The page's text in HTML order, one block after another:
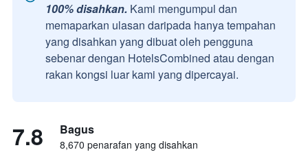
100% disahkan. Kami mengumpul dan
memaparkan ulasan daripada hanya tempahan
yang disahkan yang dibuat oleh pengguna
sebenar dengan HotelsCombined atau dengan
rakan kongsi luar kami yang dipercayai.
7.8 Bagus
8,670 penarafan yang disahkan